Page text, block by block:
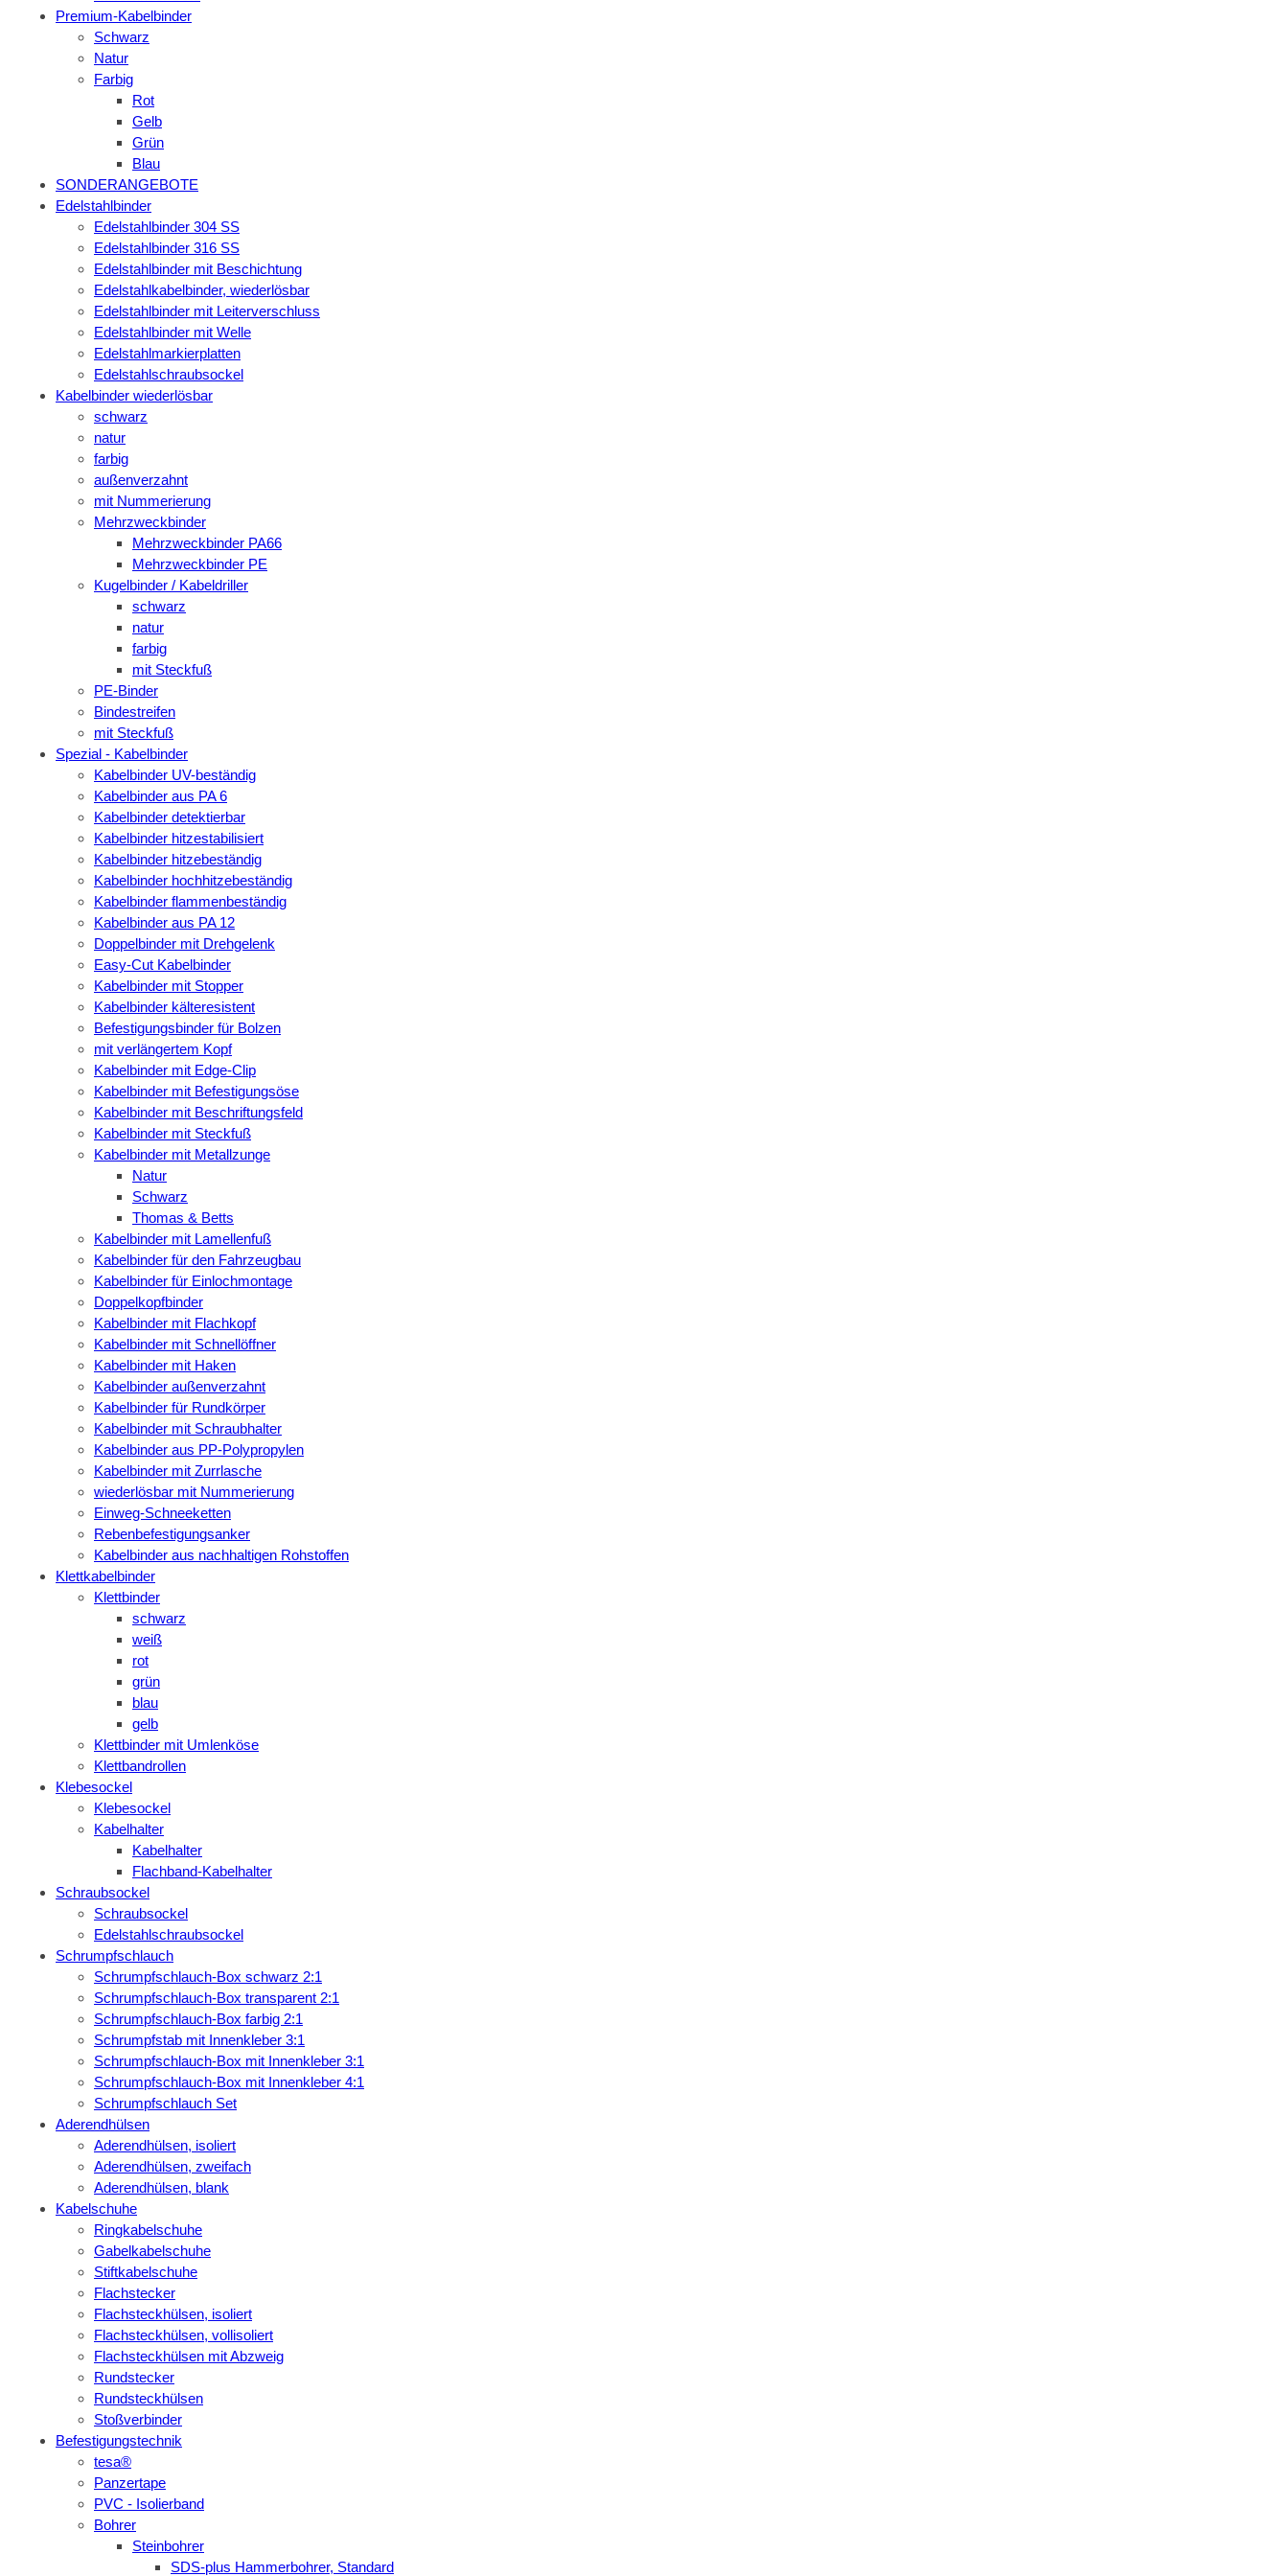
Premium-Kabelbinder
Schwarz
Natur
Farbig
Rot
Gelb
Grün
Blau
SONDERANGEBOTE
Edelstahlbinder
Edelstahlbinder 304 SS
Edelstahlbinder 316 SS
Edelstahlbinder mit Beschichtung
Edelstahlkabelbinder, wiederlösbar
Edelstahlbinder mit Leiterverschluss
Edelstahlbinder mit Welle
Edelstahlmarkierplatten
Edelstahlschraubsockel
Kabelbinder wiederlösbar
schwarz
natur
farbig
außenverzahnt
mit Nummerierung
Mehrzweckbinder
Mehrzweckbinder PA66
Mehrzweckbinder PE
Kugelbinder / Kabeldriller
schwarz
natur
farbig
mit Steckfuß
PE-Binder
Bindestreifen
mit Steckfuß
Spezial - Kabelbinder
Kabelbinder UV-beständig
Kabelbinder aus PA 6
Kabelbinder detektierbar
Kabelbinder hitzestabilisiert
Kabelbinder hitzebeständig
Kabelbinder hochhitzebeständig
Kabelbinder flammenbeständig
Kabelbinder aus PA 12
Doppelbinder mit Drehgelenk
Easy-Cut Kabelbinder
Kabelbinder mit Stopper
Kabelbinder kälteresistent
Befestigungsbinder für Bolzen
mit verlängertem Kopf
Kabelbinder mit Edge-Clip
Kabelbinder mit Befestigungsöse
Kabelbinder mit Beschriftungsfeld
Kabelbinder mit Steckfuß
Kabelbinder mit Metallzunge
Natur
Schwarz
Thomas & Betts
Kabelbinder mit Lamellenfuß
Kabelbinder für den Fahrzeugbau
Kabelbinder für Einlochmontage
Doppelkopfbinder
Kabelbinder mit Flachkopf
Kabelbinder mit Schnellöffner
Kabelbinder mit Haken
Kabelbinder außenverzahnt
Kabelbinder für Rundkörper
Kabelbinder mit Schraubhalter
Kabelbinder aus PP-Polypropylen
Kabelbinder mit Zurrlasche
wiederlösbar mit Nummerierung
Einweg-Schneeketten
Rebenbefestigungsanker
Kabelbinder aus nachhaltigen Rohstoffen
Klettkabelbinder
Klettbinder
schwarz
weiß
rot
grün
blau
gelb
Klettbinder mit Umlenköse
Klettbandrollen
Klebesockel
Klebesockel
Kabelhalter
Kabelhalter
Flachband-Kabelhalter
Schraubsockel
Schraubsockel
Edelstahlschraubsockel
Schrumpfschlauch
Schrumpfschlauch-Box schwarz 2:1
Schrumpfschlauch-Box transparent 2:1
Schrumpfschlauch-Box farbig 2:1
Schrumpfstab mit Innenkleber 3:1
Schrumpfschlauch-Box mit Innenkleber 3:1
Schrumpfschlauch-Box mit Innenkleber 4:1
Schrumpfschlauch Set
Aderendhülsen
Aderendhülsen, isoliert
Aderendhülsen, zweifach
Aderendhülsen, blank
Kabelschuhe
Ringkabelschuhe
Gabelkabelschuhe
Stiftkabelschuhe
Flachstecker
Flachsteckhülsen, isoliert
Flachsteckhülsen, vollisoliert
Flachsteckhülsen mit Abzweig
Rundstecker
Rundsteckhülsen
Stoßverbinder
Befestigungstechnik
tesa®
Panzertape
PVC - Isolierband
Bohrer
Steinbohrer
SDS-plus Hammerbohrer, Standard